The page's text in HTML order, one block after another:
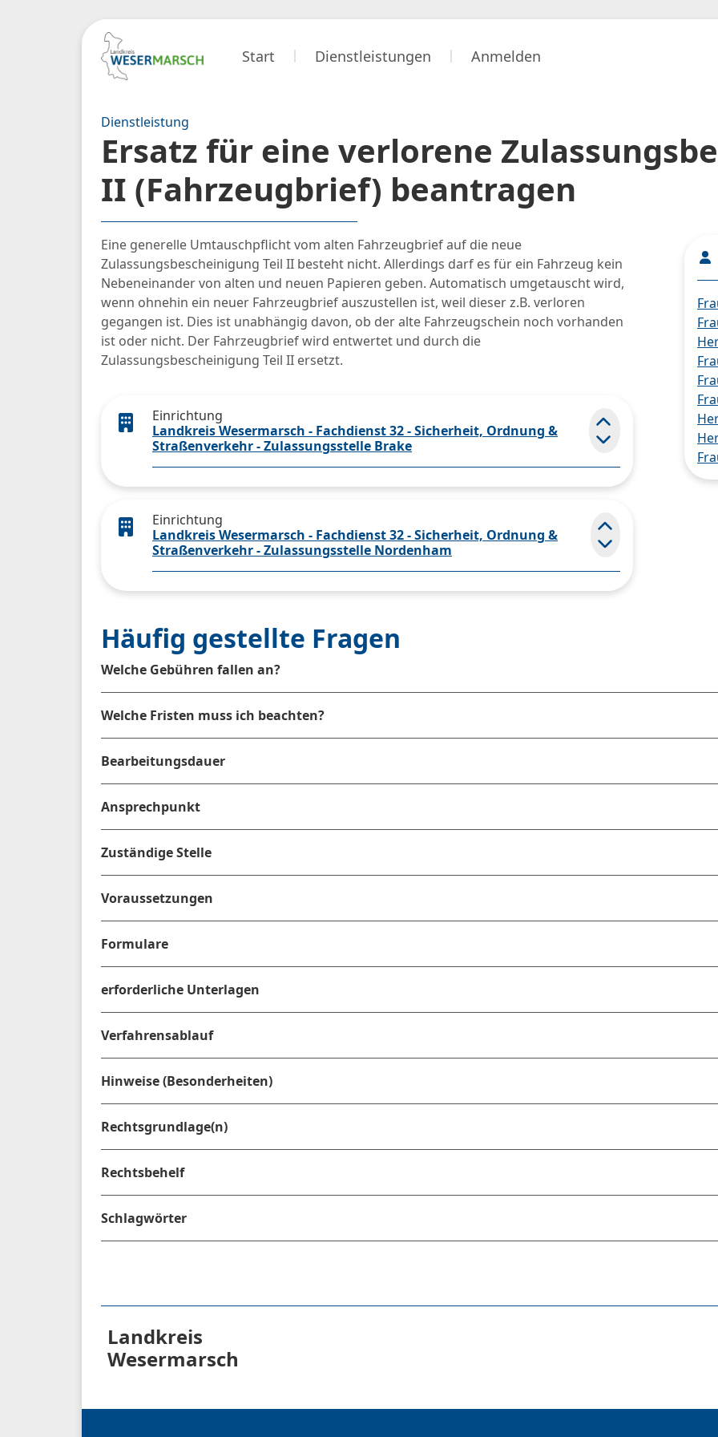
Start Dienstleistungen Anmelden
Dienstleistung
Ersatz für eine verlorene
II (Fahrzeugbrief) beantragen
Eine generelle Umtauschpflicht vom alten Fahrzeugbrief auf die neue
Zulassungsbescheinigung Teil II besteht nicht. Allerdings darf es für ein Fahrzeug kein
Nebeneinander von alten und neuen Papieren geben. Automatisch umgetauscht wird,
wenn ohnehin ein neuer Fahrzeugbrief auszustellen ist, weil dieser z.B. verloren
gegangen ist. Dies ist unabhängig davon, ob der alte Fahrzeugschein noch vorhanden
ist oder nicht. Der Fahrzeugbrief wird entwertet und durch die
Zulassungsbescheinigung Teil II ersetzt.
Einrichtung
Landkreis Wesermarsch - Fachdienst 32 - Sicherheit, Ordnung &
Straßenverkehr - Zulassungsstelle Brake
Element ein- und
Einrichtung
Landkreis Wesermarsch - Fachdienst 32 - Sicherheit, Ordnung &
Straßenverkehr - Zulassungsstelle Nordenham
Element ein- und
Häufig gestellte Fragen
Welche Gebühren fallen an?
Welche Fristen muss ich beachten?
Bearbeitungsdauer
Ansprechpunkt
Zuständige Stelle
Voraussetzungen
Formulare
erforderliche Unterlagen
Verfahrensablauf
Hinweise (Besonderheiten)
Rechtsgrundlage(n)
Rechtsbehelf
Schlagwörter
Landkreis
Wesermarsch